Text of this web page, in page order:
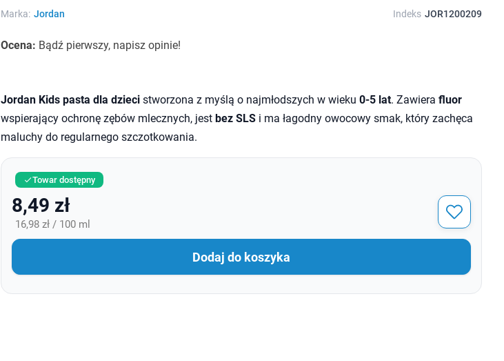
Marka: Jordan Indeks JOR1200209
Ocena: Bądź pierwszy, napisz opinie!
Jordan Kids pasta dla dziecistworzona z myślą o najmłodszych w wieku 0-5 lat. Zawiera fluor
wspierający ochronę zębów mlecznych, jest bez SLSi ma łagodny owocowy smak, który zachęca
maluchy do regularnego szczotkowania.
Towar dostępny
8,49 zł
16,98 zł / 100 ml
Dodaj do koszyka